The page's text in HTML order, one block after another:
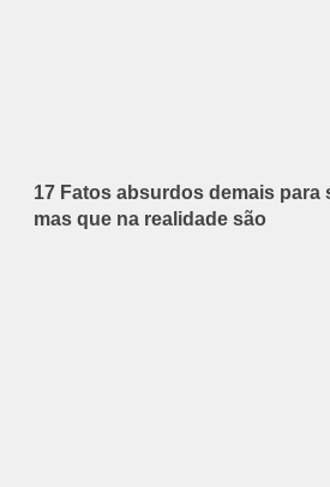
17 Fatos absurdos demais para
mas que na realidade são